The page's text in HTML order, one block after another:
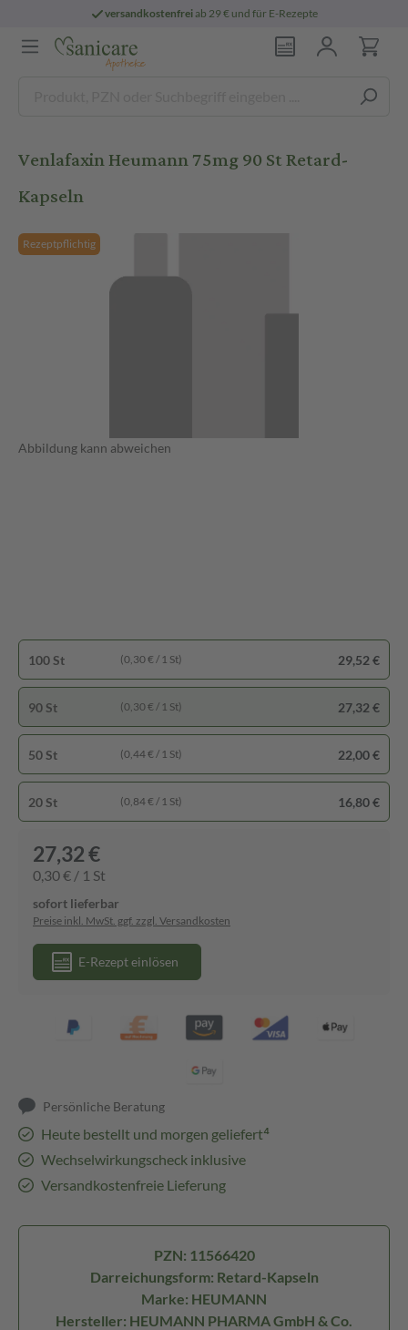
versandkostenfreiab 29 € und für E-Rezepte
Venlafaxin Heumann 75mg 90 St Retard-
Kapseln
Rezeptpflichtig
Abbildung kann abweichen
100 St (0,30 € / 1 St) 29,52 €
90 St (0,30 € / 1 St) 27,32 €
50 St (0,44 € / 1 St) 22,00 €
20 St (0,84 € / 1 St) 16,80 €
27,32 €
0,30 € / 1 St
sofort lieferbar
Preise inkl. MwSt. ggf. zzgl. Versandkosten
E-Rezept einlösen
Persönliche Beratung
Heute bestellt und morgen geliefert⁴
Wechselwirkungscheck inklusive
Versandkostenfreie Lieferung
PZN: 11566420
Darreichungsform: Retard-Kapseln
Marke: HEUMANN
Hersteller: HEUMANN PHARMA GmbH & Co.